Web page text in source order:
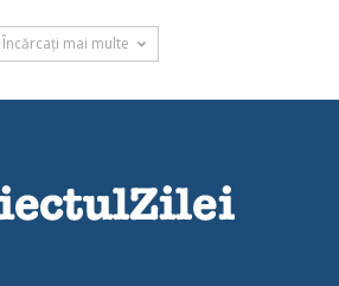
Încărcați mai multe